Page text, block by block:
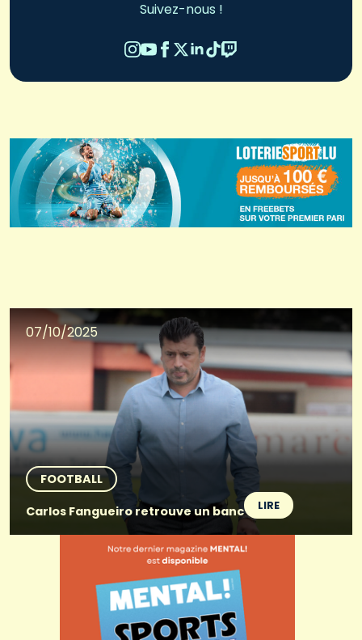
Suivez-nous !
07/10/2025
FOOTBALL
Carlos Fangueiro retrouve un banc
LIRE